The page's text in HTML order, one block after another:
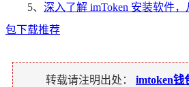
5、 深入了解 imToken 安装软件
包下载推荐
转载请注明出处： imtoken钱